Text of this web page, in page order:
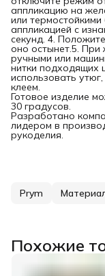
аппликацию на
или
аппликацией с
секунд. 4.
оно остынет.5.
ручными или
нитки подходящих
использовать
клеем.
Готовое изделие
30 градусов.
Разработано
лидером в
рукоделия.
Prym
Похожие